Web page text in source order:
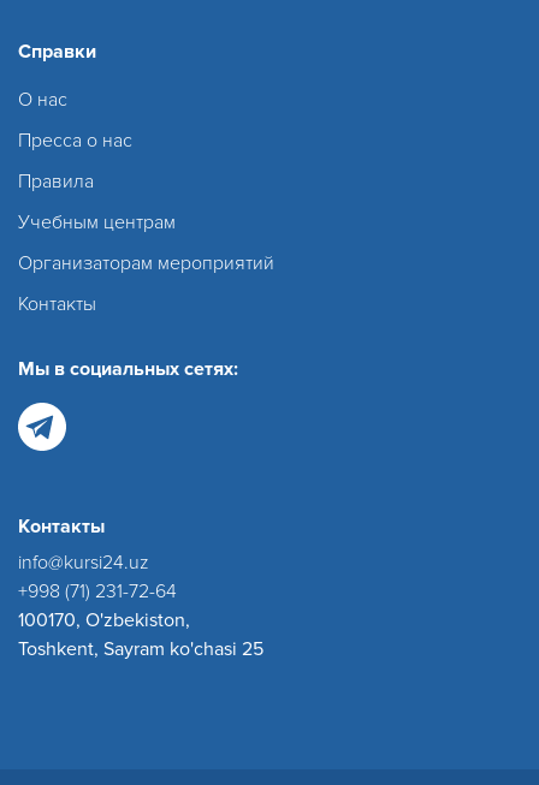
Справки
О нас
Пресса о нас
Правила
Учебным центрам
Организаторам мероприятий
Контакты
Мы в социальных сетях:
Контакты
info@kursi24.uz
+998 (71) 231-72-64
100170, O'zbekiston,
Toshkent, Sayram ko'chasi 25